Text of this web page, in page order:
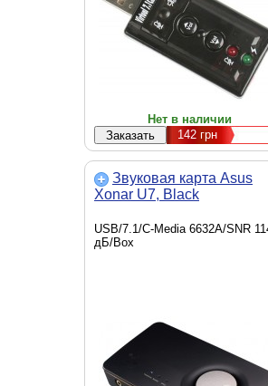
Нет в наличии
142грн
Звуковая карта Asus
Xonar U7, Black
USB/7.1/C-Media 6632A/SNR
дБ/Box